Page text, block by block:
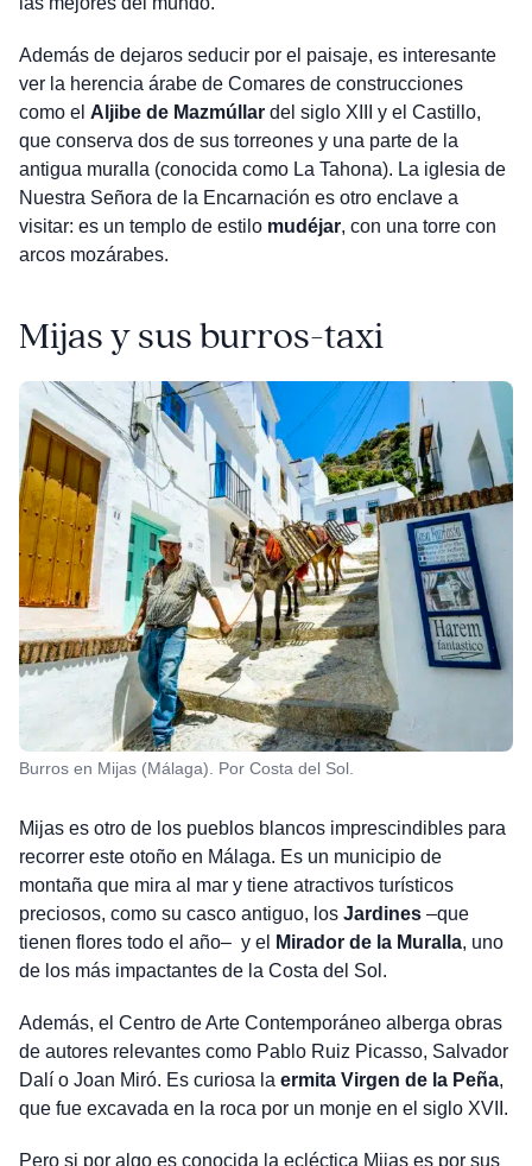
Además de dejaros seducir por el paisaje, es interesante
ver la herencia árabe de Comares de construcciones
como el Aljibe de Mazmúllardel siglo XIII y el Castillo,
que conserva dos de sus torreones y una parte de la
antigua muralla (conocida como La Tahona). La iglesia de
Nuestra Señora de la Encarnación es otro enclave a
visitar: es un templo de estilo mudéjar, con una torre con
arcos mozárabes.
Mijas y sus burros-taxi
Burros en Mijas (Málaga). Por Costa del Sol.
Mijas es otro de los pueblos blancos imprescindibles para
recorrer este otoño en Málaga. Es un municipio de
montaña que mira al mar y tiene atractivos turísticos
preciosos, como su casco antiguo, los Jardines –que
tienen flores todo el año– y el
Mirador de la Muralla, uno
de los más impactantes de la Costa del Sol.
Además, el Centro de Arte Contemporáneo alberga obras
de autores relevantes como Pablo Ruiz Picasso, Salvador
Dalí o Joan Miró. Es curiosa la ermita Virgen de la Peña,
que fue excavada en la roca por un monje en el siglo XVII.
Pero si por algo es conocida la ecléctica Mijas es por sus